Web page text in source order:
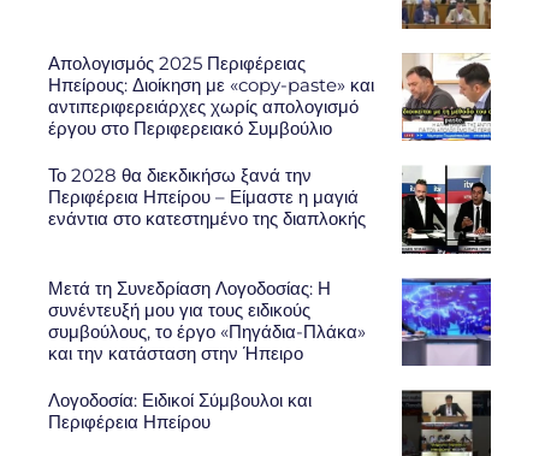
Απολογισμός 2025 Περιφέρειας
Ηπείρους: Διοίκηση με «copy-paste» και
αντιπεριφερειάρχες χωρίς απολογισμό
έργου στο Περιφερειακό Συμβούλιο
Το 2028 θα διεκδικήσω ξανά την
Περιφέρεια Ηπείρου – Είμαστε η μαγιά
ενάντια στο κατεστημένο της διαπλοκής
Μετά τη Συνεδρίαση Λογοδοσίας: Η
συνέντευξή μου για τους ειδικούς
συμβούλους, το έργο «Πηγάδια-Πλάκα»
και την κατάσταση στην Ήπειρο
Λογοδοσία: Ειδικοί Σύμβουλοι και
Περιφέρεια Ηπείρου